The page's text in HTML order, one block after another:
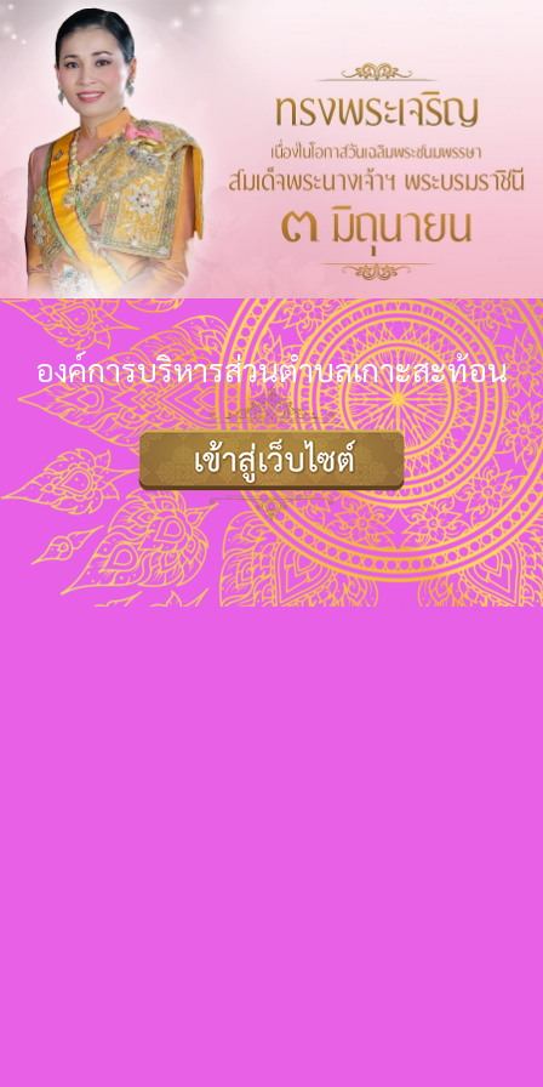
องค์การบริหารส่วนตำบลเกาะสะท้อน